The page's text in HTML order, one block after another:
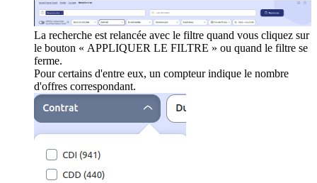
La recherche est relancée avec le filtre quand vous cliquez sur
le bouton « APPLIQUER LE FILTRE » ou quand le filtre se
ferme.
Pour certains d'entre eux, un compteur indique le nombre
d'offres correspondant.